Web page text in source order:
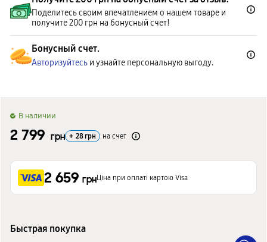
Поделитесь своим впечатлением о нашем товаре и
получите 200 грн на бонусный счет!
Бонусный счет.
Авторизуйтесь и узнайте персональную выгоду.
B наличии
2 799 грн + 28 грн на счет
2 659 грнЦіна при оплаті картою Visa
Быстрая покупка